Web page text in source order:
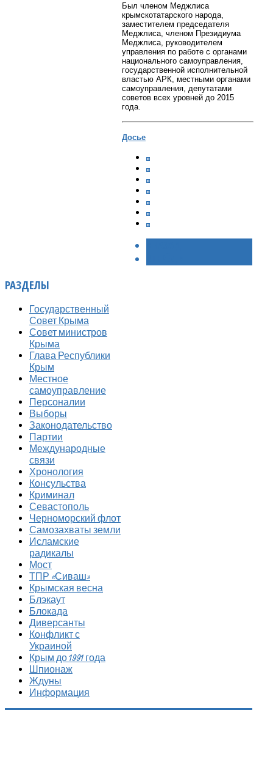
Был членом Меджлиса
крымскотатарского народа,
заместителем председателя
Меджлиса, членом Президиума
Меджлиса, руководителем
управления по работе с органами
национального самоуправления,
государственной исполнительной
властью АРК, местными органами
самоуправления, депутатами
советов всех уровней до 2015
года.
Досье
РАЗДЕЛЫ
Государственный
Совет Крыма
Совет министров
Крыма
Глава Республики
Крым
Местное
самоуправление
Персоналии
Выборы
Законодательство
Партии
Международные
связи
Хронология
Консульства
Криминал
Севастополь
Черноморский флот
Самозахваты земли
Исламские
радикалы
Мост
ТПР «Сиваш»
Крымская весна
Блэкаут
Блокада
Диверсанты
Конфликт с
Украиной
Крым до 1991 года
Шпионаж
Ждуны
Информация